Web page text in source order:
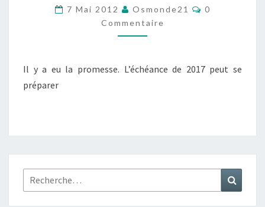
DE
FESSENIEM
7 Mai 2012 Osmonde21
0
Commentaire
Il y a eu la promesse. L’échéance de 2017 peut se
préparer
Rechercher :